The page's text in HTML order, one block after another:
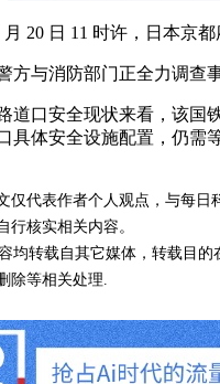
日 11 时许，日本京都
与消防部门正全力调查事
口安全现状来看，该国铁
具体安全设施配置，仍需
仅代表作者个人观点，与每
行核实相关内容。
转载自其它媒体，转载目的
除等相关处理.